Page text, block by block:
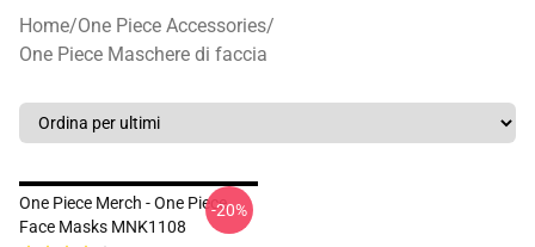
Home/One Piece Accessories/
One Piece Maschere di faccia
One Piece Merch - One Piece
Face Masks MNK1108
-20%